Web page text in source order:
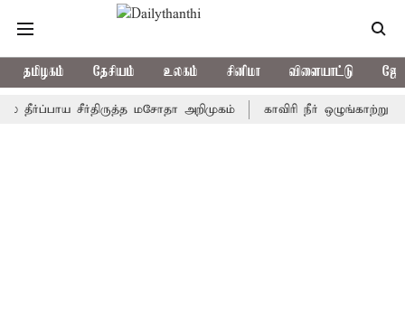
தமிழகம் தேசியம் உலகம் சினிமா விளையாட்டு
சீர்திருத்த மசோதா அறிமுகம் காவிரி நீர் ஒழுங்காற்று குழு